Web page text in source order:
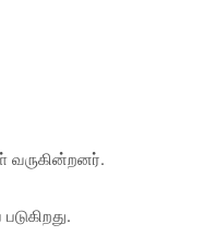
வருகின்றனர்.